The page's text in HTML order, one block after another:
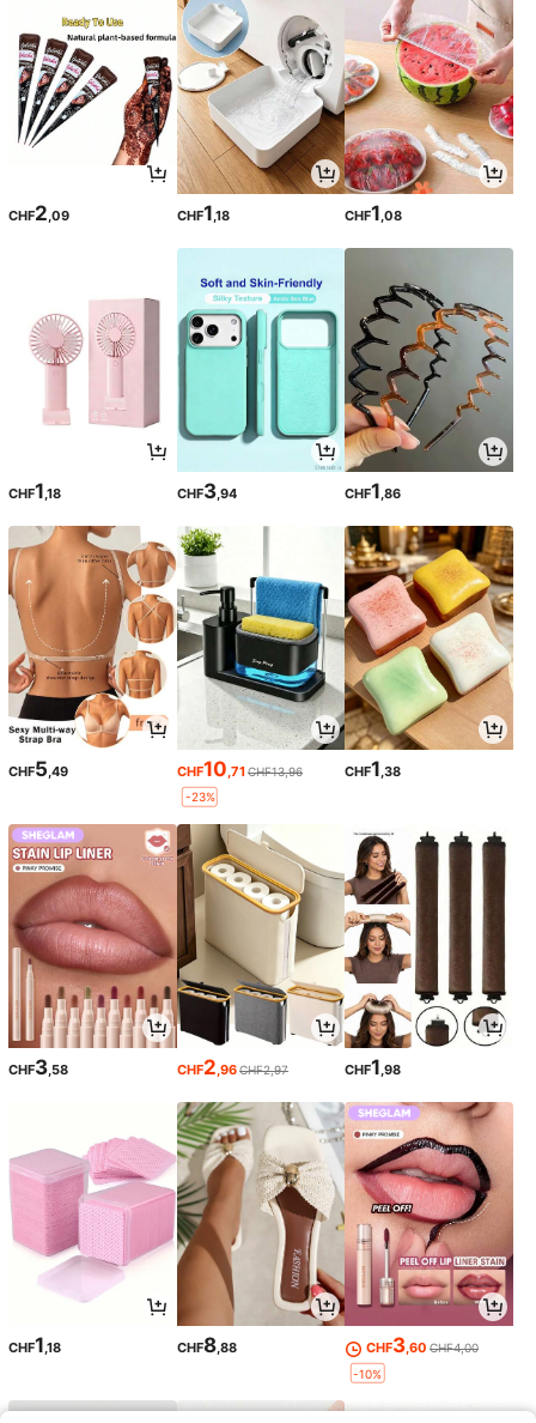
CHF2 ,09 CHF1 ,18 CHF1 ,08
CHF1,18 CHF3,94 CHF1,86
CHF5,49 CHF10,71CHF13,96
-23%
CHF1,38
CHF3,58 CHF2,96CHF2,97 CHF1,98
CHF1,18 CHF8,88 CHF3,60 CHF4,00
-10%